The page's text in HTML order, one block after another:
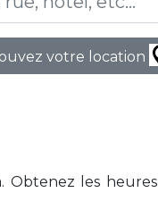
votre location
Obtenez les